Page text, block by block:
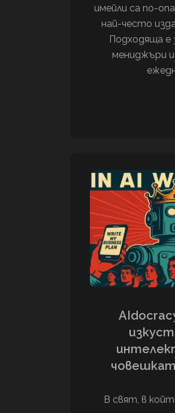
имейли са по-
най-често
Подходяща е
мениджъри
В свят, в